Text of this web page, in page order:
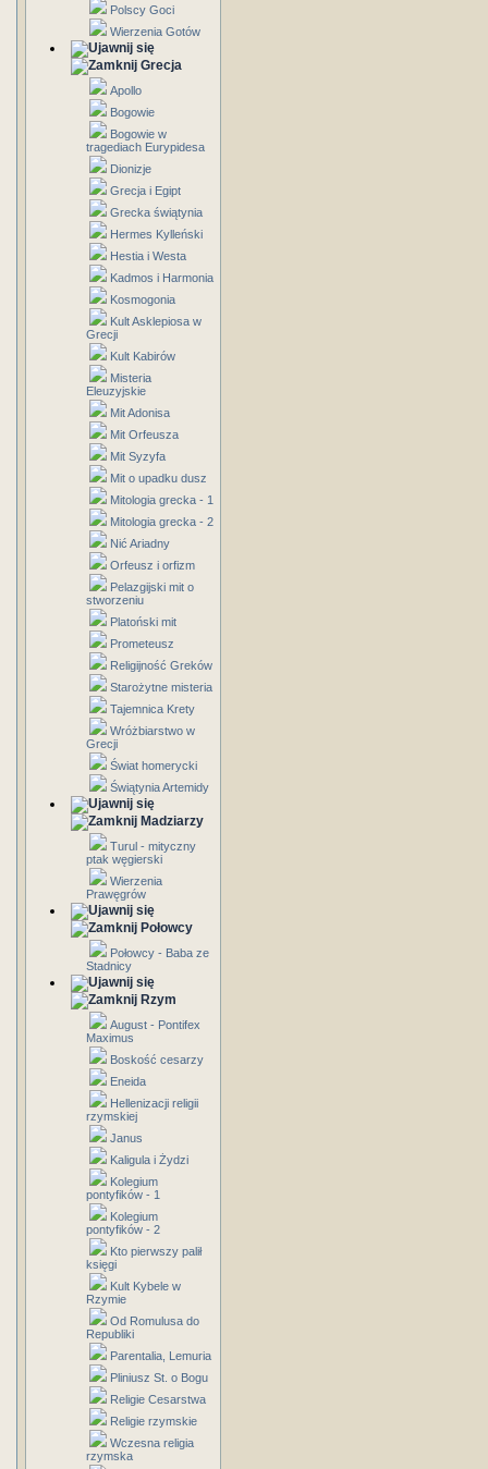
Polscy Goci
Wierzenia Gotów
Grecja
Apollo
Bogowie
Bogowie w
tragediach Eurypidesa
Dionizje
Grecja i Egipt
Grecka świątynia
Hermes Kylleński
Hestia i Westa
Kadmos i Harmonia
Kosmogonia
Kult Asklepiosa w
Grecji
Kult Kabirów
Misteria
Eleuzyjskie
Mit Adonisa
Mit Orfeusza
Mit Syzyfa
Mit o upadku dusz
Mitologia grecka - 1
Mitologia grecka - 2
Nić Ariadny
Orfeusz i orfizm
Pelazgijski mit o
stworzeniu
Platoński mit
Prometeusz
Religijność Greków
Starożytne misteria
Tajemnica Krety
Wróżbiarstwo w
Grecji
Świat homerycki
Świątynia Artemidy
Madziarzy
Turul - mityczny
ptak węgierski
Wierzenia
Prawęgrów
Połowcy
Połowcy - Baba ze
Stadnicy
Rzym
August - Pontifex
Maximus
Boskość cesarzy
Eneida
Hellenizacji religii
rzymskiej
Janus
Kaligula i Żydzi
Kolegium
pontyfików - 1
Kolegium
pontyfików - 2
Kto pierwszy palił
księgi
Kult Kybele w
Rzymie
Od Romulusa do
Republiki
Parentalia, Lemuria
Pliniusz St. o Bogu
Religie Cesarstwa
Religie rzymskie
Wczesna religia
rzymska